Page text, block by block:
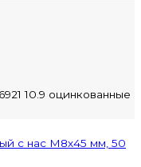
10.9 оцинкованные
с нас М8х45 мм, 50